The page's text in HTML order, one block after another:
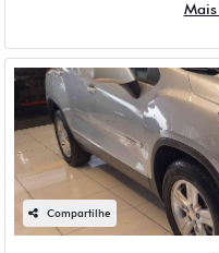
Compartilhe